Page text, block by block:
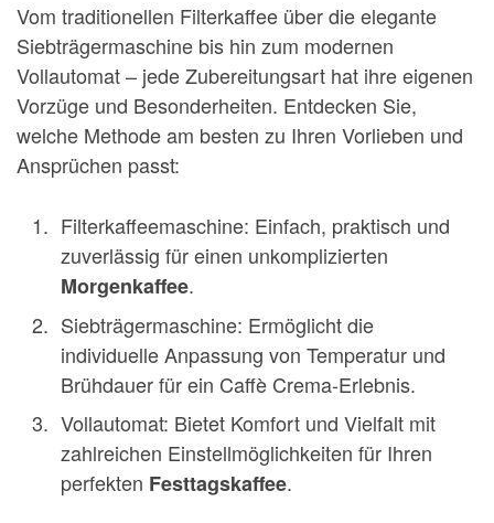
Vom traditionellen Filterkaffee über die elegante
Siebträgermaschine bis hin zum modernen
Vollautomat – jede Zubereitungsart hat ihre eigenen
Vorzüge und Besonderheiten. Entdecken Sie,
welche Methode am besten zu Ihren Vorlieben und
Ansprüchen passt:
Filterkaffeemaschine: Einfach, praktisch und
zuverlässig für einen unkomplizierten
Morgenkaffee.
Siebträgermaschine: Ermöglicht die
individuelle Anpassung von Temperatur und
Brühdauer für ein Caffè Crema-Erlebnis.
Vollautomat: Bietet Komfort und Vielfalt mit
zahlreichen Einstellmöglichkeiten für Ihren
perfekten Festtagskaffee.